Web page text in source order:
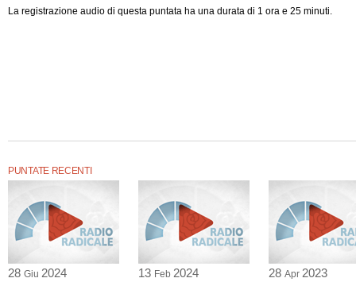
La registrazione audio di questa puntata ha una durata di 1 ora e 25 minuti.
PUNTATE RECENTI
28 Giu 2024 13 Feb 2024 28 Apr 2023